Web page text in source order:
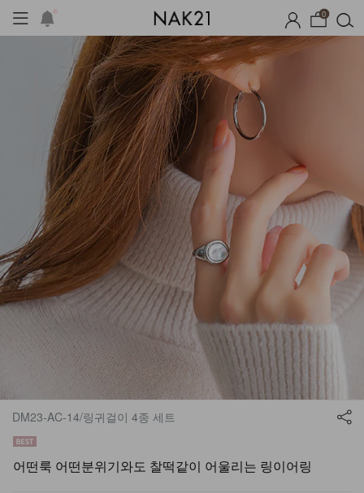
0
장마템 기획전 오늘출발 시즌오프 1+1 기획
DM23-AC-14/링귀걸이 4종 세트
어떤룩 어떤분위기와도 찰떡같이 어울리는 링이어링